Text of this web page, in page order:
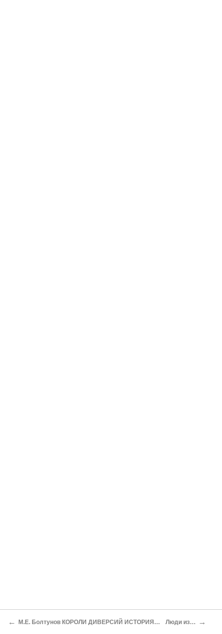
← М.Е. Болтунов КОРОЛИ ДИВЕРСИЙ ИСТОРИЯ ДИВЕРСИОННЫХ СЛУЖБ РОССИИ Люди из легенды →